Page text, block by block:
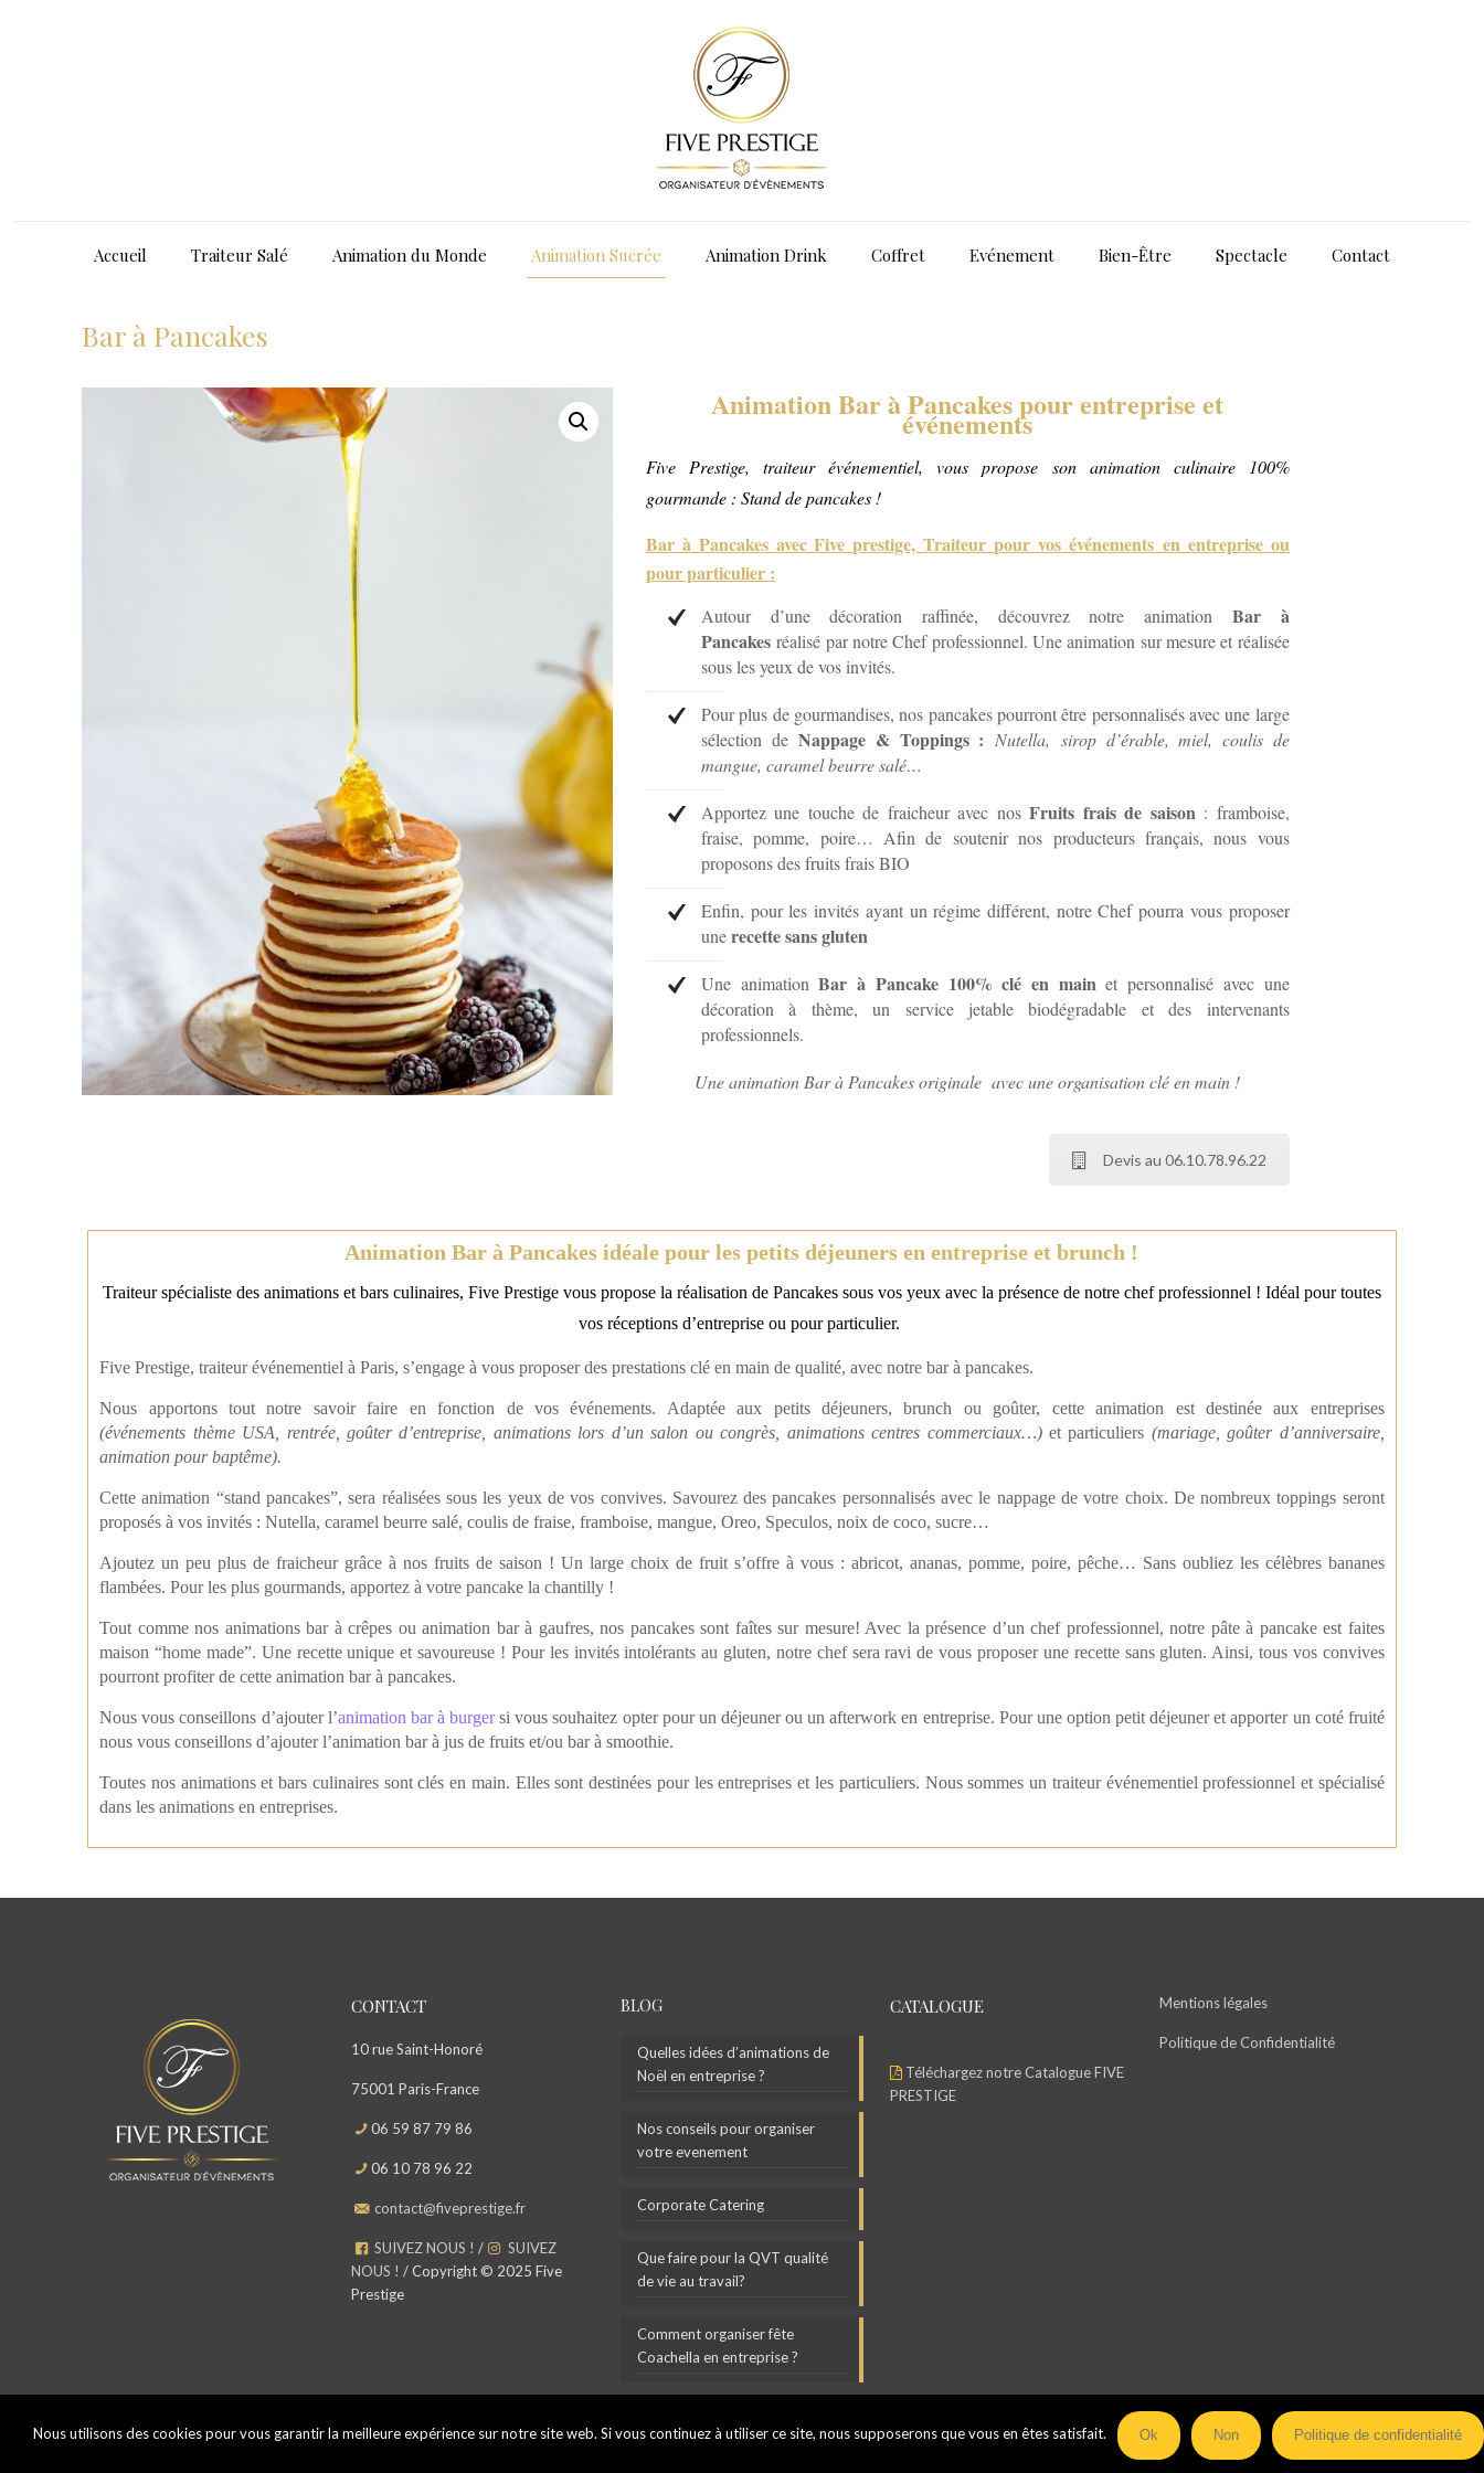
Accueil Traiteur Salé Animation du Monde Animation Sucrée Animation Drink Coffret Evénement Bien-Être Spectacle Contact
Bar à Pancakes
Animation Bar à Pancakes pour entreprise et
événements
Five Prestige, traiteur événementiel, vous propose son animation culinaire 100%
gourmande : Stand de pancakes !
Bar à Pancakes avec Five prestige, Traiteur pour vos événements en entreprise ou
pour particulier :
Autour d’une décoration raffinée, découvrez notre animation Bar à
Pancakesréalisé par notre Chef professionnel. Une animation sur mesure et réalisée
sous les yeux de vos invités.
Pour plus de gourmandises, nos pancakes pourront être personnalisés avec une large
sélection deNappage & Toppings :Nutella, sirop d’érable, miel, coulis de
mangue, caramel beurre salé…
Apportez une touche de fraicheur avec nosFruits frais de saison : framboise,
fraise, pomme, poire… Afin de soutenir nos producteurs français, nous vous
proposons des fruits frais BIO
Enfin, pour les invités ayant un régime différent, notre Chef pourra vous proposer
unerecette sans gluten
Une animationBar à Pancake 100% clé en main et personnalisé avec une
décoration à thème, un service jetable biodégradable et des intervenants
professionnels.
Une animation Bar à Pancakes originale avec une organisation clé en main !
Devis au 06.10.78.96.22
Animation Bar à Pancakes idéale pour les petits déjeuners en entreprise et brunch !
Traiteur spécialiste des animations et bars culinaires, Five Prestige vous propose la réalisation de Pancakes sous vos yeux avec la présence de notre chef professionnel ! Idéal pour toutes
vos réceptions d’entreprise ou pour particulier.
Five Prestige, traiteur événementiel à Paris, s’engage à vous proposer des prestations clé en main de qualité, avec notre bar à pancakes.
Nous apportons tout notre savoir faire en fonction de vos événements. Adaptée aux petits déjeuners, brunch ou goûter, cette animation est destinée aux entreprises
(événements thèmeUSA, rentrée, goûter d’entreprise, animations lors d’un salon ou congrès, animations centres commerciaux…) et particuliers (mariage,goûter d’anniversaire,
animation pour baptême).
Cette animation “stand pancakes”, sera réalisées sous les yeux de vos convives. Savourez des pancakes personnalisés avec le nappage de votre choix. De nombreux toppings seront
proposés à vos invités : Nutella, caramel beurre salé, coulis de fraise, framboise, mangue, Oreo, Speculos, noix de coco, sucre…
Ajoutez un peu plus de fraicheur grâce à nos fruits de saison ! Un large choix de fruit s’offre à vous : abricot, ananas, pomme, poire, pêche… Sans oubliez les célèbres bananes
flambées. Pour les plus gourmands, apportez à votre pancake la chantilly !
Tout comme nos animations bar à crêpes ou animation bar à gaufres, nos pancakes sont faîtes sur mesure! Avec la présence d’un chef professionnel, notre pâte à pancake est faites
maison “home made”. Une recette unique et savoureuse ! Pour les invités intolérants au gluten, notre chef sera ravi de vous proposer une recette sans gluten. Ainsi, tous vos convives
pourront profiter de cette animation bar à pancakes.
Nous vous conseillons d’ajouter l’animation bar à burgersi vous souhaitez opter pour un déjeuner ou un afterwork en entreprise. Pour une option petit déjeuner et apporter un coté fruité
nous vous conseillons d’ajouter l’animation bar à jus de fruits et/ou bar à smoothie.
Toutes nos animations et bars culinaires sont clés en main. Elles sont destinées pour les entreprises et les particuliers. Nous sommes un traiteur événementiel professionnel et spécialisé
dans les animations en entreprises.
CONTACT
10 rue Saint-Honoré
75001 Paris-France
06 59 87 79 86
06 10 78 96 22
contact@fiveprestige.fr
SUIVEZ NOUS ! /
SUIVEZ
NOUS ! / Copyright © 2025 Five
Prestige
BLOG
Quelles idées d’animations de
Noël en entreprise ?
Nos conseils pour organiser
votre evenement
Corporate Catering
Que faire pour la QVT qualité
de vie au travail?
Comment organiser fête
Coachella en entreprise ?
CATALOGUE
Téléchargez notre Catalogue FIVE
PRESTIGE
Mentions légales
Politique de Confidentialité
Nous utilisons des cookies pour vous garantir la meilleure expérience sur notre site web. Si vous continuez à utiliser ce site, nous supposerons que vous en êtes satisfait. Ok Non Politique de confidentialité